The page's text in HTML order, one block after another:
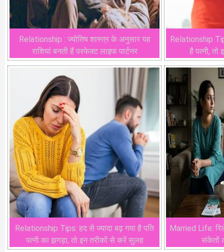
Relationship : ज्योतिष शास्त्र के अनुसार यह
राशियां बनती हैं परफेक्ट लाइफ पार्टनर
Relationship
है पत्नी,
Relationship Tips: हद से ज्यादा बढ़ गया है पति
पत्नी का झगड़ा, तो इन तरीकों से करें सुलह
Married Life:
संकेतों